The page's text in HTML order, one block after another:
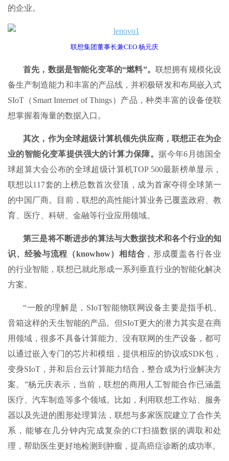
的企业。
联想集团董事长兼CEO 杨元庆
首先，数据是智能化变革的“燃料”。 联想拥有规模化设
备生产制造能力和丰富的产品线，并积极研发和布局嵌入式
SIoT（Smart Internet of Things）产品，种类丰富的设备使联
想掌握着海量的数据入口。
其次，作为全球超级计算机领先供应商，联想正在为企
业的智能化变革提供强大的计算力保障。据今年6月德国全
球超算大会公布的全球超级计算机TOP 500最新榜单显示，
联想以117套的上榜总数首次登顶，成为首家夺得全球第一
的中国厂商。目前，联想的高性能计算业务已覆盖政府、教
育、医疗、科研、金融等行业应用领域。
第三是将不断进步的算法与大数据技术和各个行业的知
识、经验与流程（knowhow）相结合 ，形成覆盖各行各业
的行业智能，联想已就此形成一系列垂直行业的智能化解决
方案。
“一般的理解是，SIoT智能物联网设备主要是指手机、
音箱这样的天生智能的产品。但SIoT更大的潜力其实是在商
用领域，很多不具备计算能力、没有联网的生产设备，都可
以通过嵌入专门的芯片和模组，提供相应的协议或SDK包，
变身SIoT，并和后台云计算能力结合，整合成为行业解决方
案。”杨元庆表示，当前，联想的商用人工智能合作已涵盖
医疗、汽车制造等多个领域。比如，利用联想工作站、服务
器以及先进的图形处理算法，联想与多家医院建立了合作关
系，能够在几分钟内完成复杂的CT扫描数据的调取和处
理，帮助医生更好地检测到肿瘤，提高癌症诊断的成功率。